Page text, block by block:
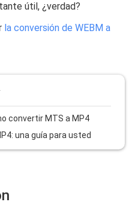
útil, ¿verdad?
la conversión de WEBM a
convertir MTS a MP4
una guía para usted